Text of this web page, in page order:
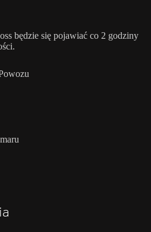
będzie się pojawiać co 2 godziny